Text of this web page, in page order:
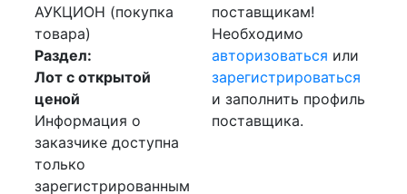
АУКЦИОН (покупка
товара)
Раздел:
Лот с открытой
ценой
Информация о
заказчике доступна
только
зарегистрированным
поставщикам!
Необходимо
авторизоваться или
зарегистрироваться
и заполнить профиль
поставщика.